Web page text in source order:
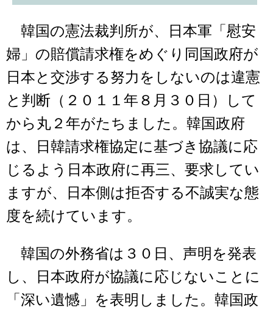
韓国の憲法裁判所が、日本軍「慰安
婦」の賠償請求権をめぐり同国政府が
日本と交渉する努力をしないのは違憲
と判断（２０１１年８月３０日）して
から丸２年がたちました。韓国政府
は、日韓請求権協定に基づき協議に応
じるよう日本政府に再三、要求してい
ますが、日本側は拒否する不誠実な態
度を続けています。
韓国の外務省は３０日、声明を発表
し、日本政府が協議に応じないことに
「深い遺憾」を表明しました。韓国政